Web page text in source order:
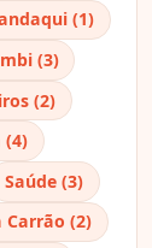
(1)
(3)
(2)
(4)
Saúde (3)
Carrão (2)